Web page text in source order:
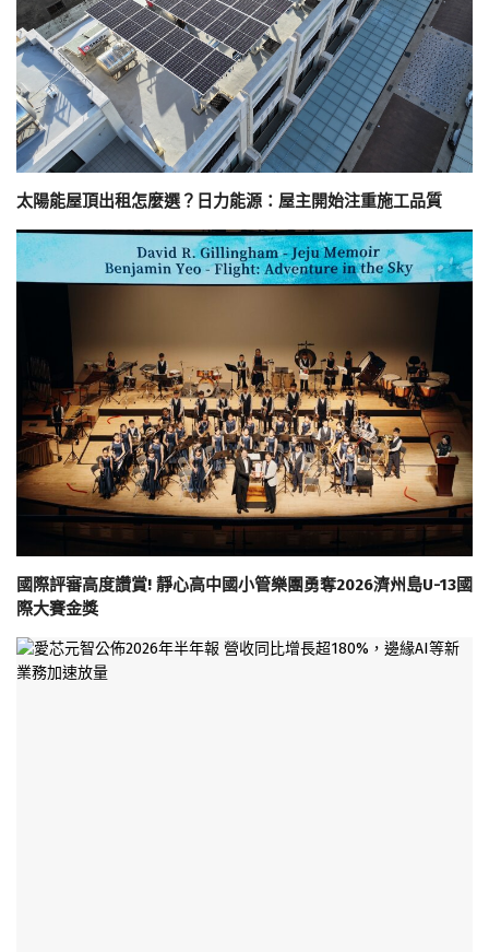
太陽能屋頂出租怎麼選？日力能源：屋主開始注重施工品質
國際評審高度讚賞! 靜心高中國小管樂團勇奪2026濟州島U-13國
際大賽金獎